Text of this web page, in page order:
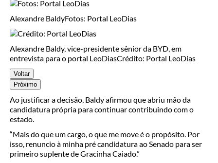
Alexandre BaldyFotos: Portal LeoDias
Alexandre Baldy, vice-presidente sênior da BYD, em
entrevista para o portal LeoDiasCrédito: Portal LeoDias
Voltar
Próximo
Ao justificar a decisão, Baldy afirmou que abriu mão da
candidatura própria para continuar contribuindo com o
estado.
“Mais do que um cargo, o que me move é o propósito. Por
isso, renuncio à minha pré candidatura ao Senado para ser
primeiro suplente de Gracinha Caiado.”